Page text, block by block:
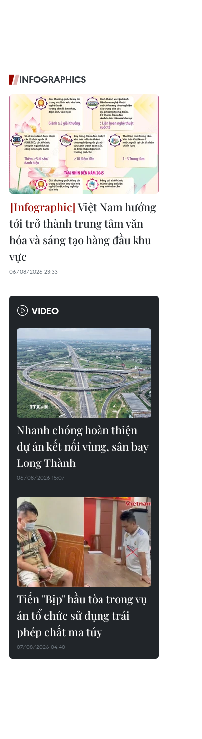
INFOGRAPHICS
Việt Nam hướng
tới trở thành trung tâm văn
hóa và sáng tạo hàng đầu khu
vực
06/08/2026 23:33
VIDEO
Nhanh chóng hoàn thiện
dự án kết nối vùng, sân bay
Long Thành
06/08/2026 15:07
Tiến "Bịp" hầu tòa trong vụ
án tổ chức sử dụng trái
phép chất ma túy
07/08/2026 04:40